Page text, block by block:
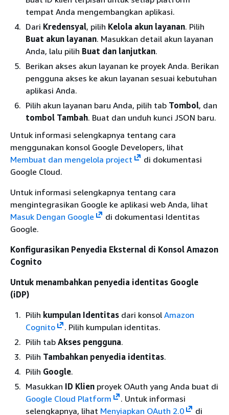
tempat Anda mengembangkan aplikasi.
Dari Kredensyal, pilih Kelola akun layanan. Pilih
Buat akun layanan. Masukkan detail akun layanan
Anda, lalu pilih Buat dan lanjutkan.
Berikan akses akun layanan ke proyek Anda. Berikan
pengguna akses ke akun layanan sesuai kebutuhan
aplikasi Anda.
Pilih akun layanan baru Anda, pilih tab Tombol, dan
tombol Tambah. Buat dan unduh kunci JSON baru.
Untuk informasi selengkapnya tentang cara
menggunakan konsol Google Developers, lihat
Membuat dan mengelola project
di dokumentasi
Google Cloud.
Untuk informasi selengkapnya tentang cara
mengintegrasikan Google ke aplikasi web Anda, lihat
Masuk Dengan Google
di dokumentasi Identitas
Google.
Konfigurasikan Penyedia Eksternal di Konsol Amazon
Cognito
Untuk menambahkan penyedia identitas Google
(iDP)
Pilih kumpulan Identitas dari konsol Amazon
Cognito
. Pilih kumpulan identitas.
Pilih tab Akses pengguna.
Pilih Tambahkan penyedia identitas.
Pilih Google.
Masukkan ID Klien proyek OAuth yang Anda buat di
Google Cloud Platform
. Untuk informasi
selengkapnya, lihat Menyiapkan OAuth 2.0 di